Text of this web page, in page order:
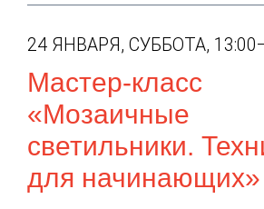
24 ЯНВАРЯ, СУББОТА,
Мастер-класс
«Мозаичные
светильники.
для начинающих»